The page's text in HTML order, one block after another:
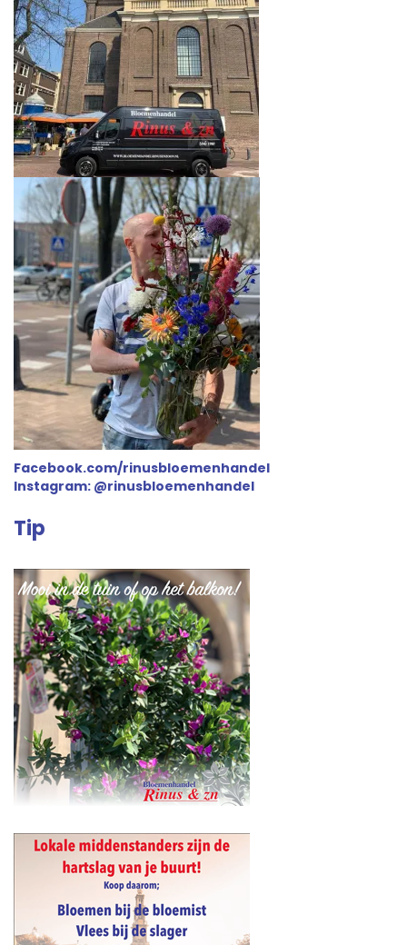
Facebook.com/rinusbloemenhandel
Instagram: @rinusbloemenhandel
Tip